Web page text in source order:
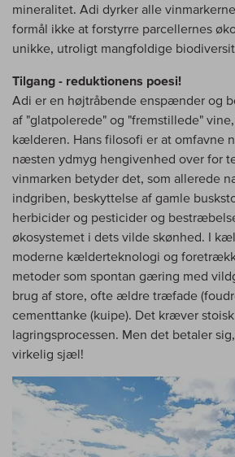
mineralitet. Adi dyrker alle
formål ikke at forstyrre parcellernes
unikke, utroligt mangfoldige
Tilgang - reduktionens poesi!
Adi er en højtråbende enspænder og
af "glatpolerede" og "fremstillede"
kælderen. Hans filosofi er at omfavne
næsten ydmyg hengivenhed over for
vinmarken betyder det, som allerede
indgriben, beskyttelse af gamle
herbicider og pesticider og
økosystemet i dets vilde skønhed. I
moderne kælderteknologi og
metoder som spontan gæring med
brug af store, ofte ældre træfade
cementtanke (kuipe). Det kræver
lagringsprocessen. Men det betaler
virkelig sjæl!